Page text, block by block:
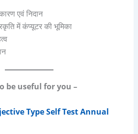
एवं निदान
में कंप्यूटर की भूमिका
be useful for you –
Type Self Test Annual